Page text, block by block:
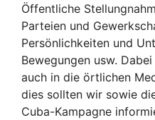
Öffentliche
Parteien und
Persönlichkeiten und
Bewegungen usw.
auch in die örtlichen
dies sollten wir sowie
Cuba-Kampagne